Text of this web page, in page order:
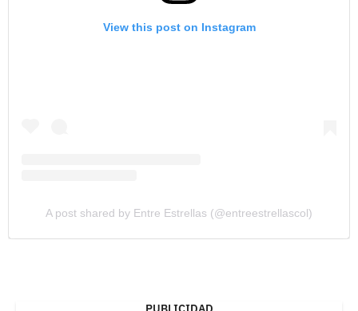
View this post on Instagram
A post shared by Entre Estrellas (@entreestrellascol)